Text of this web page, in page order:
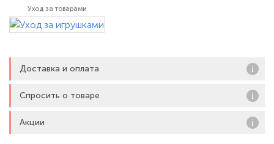
Уход за товарами
Доставка и оплата
Спросить о товаре
Акции